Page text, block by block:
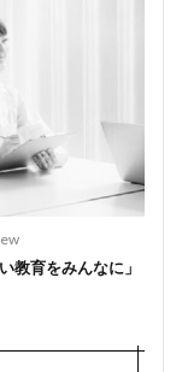
教育をみんなに」